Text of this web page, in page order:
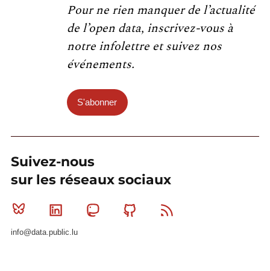
Pour ne rien manquer de l’actualité
de l’open data, inscrivez-vous à
notre infolettre et suivez nos
événements.
S'abonner
Suivez-nous
sur les réseaux sociaux
Bluesky Linkedin MastodonGithub
info@data.public.lu